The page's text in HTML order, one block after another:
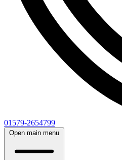
01579-2654799
Open main menu